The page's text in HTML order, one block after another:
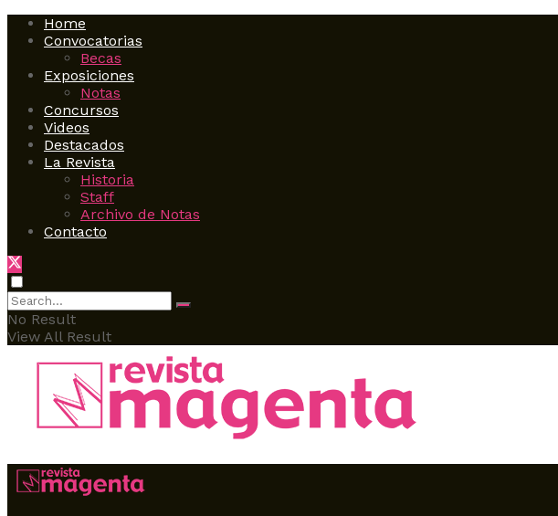
Home
Convocatorias
Becas
Exposiciones
Notas
Concursos
Videos
Destacados
La Revista
Historia
Staff
Archivo de Notas
Contacto
No Result
View All Result